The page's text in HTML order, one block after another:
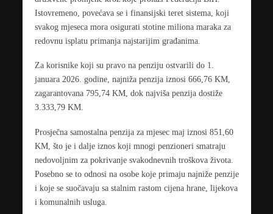
Istovremeno, povećava se i finansijski teret sistema, koji
svakog mjeseca mora osigurati stotine miliona maraka za
redovnu isplatu primanja najstarijim građanima.
Za korisnike koji su pravo na penziju ostvarili do 1.
januara 2026. godine, najniža penzija iznosi 666,76 KM,
zagarantovana 795,74 KM, dok najviša penzija dostiže
3.333,79 KM.
Prosječna samostalna penzija za mjesec maj iznosi 851,60
KM, što je i dalje iznos koji mnogi penzioneri smatraju
nedovoljnim za pokrivanje svakodnevnih troškova života.
Posebno se to odnosi na osobe koje primaju najniže penzije
i koje se suočavaju sa stalnim rastom cijena hrane, lijekova
i komunalnih usluga.